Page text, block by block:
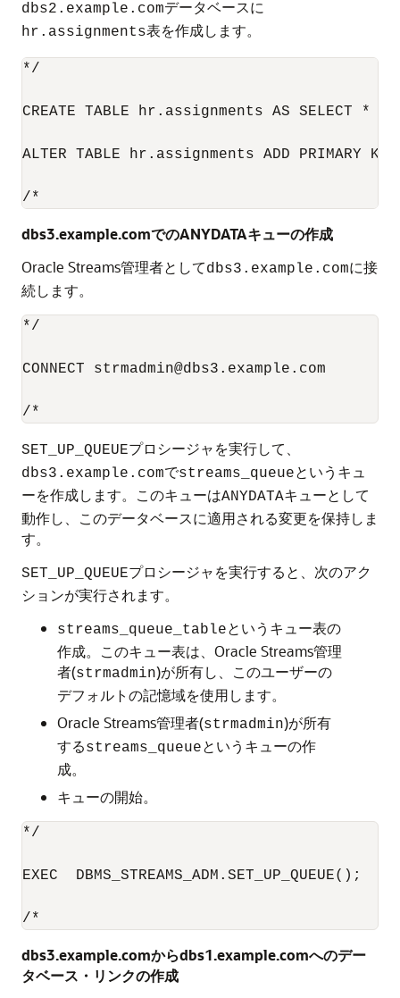
dbs2.example.comデータベースに
hr.assignments表を作成します。
*/
CREATE TABLE hr.assignments AS SELECT *
ALTER TABLE hr.assignments ADD PRIMARY
/*
dbs3.example.comでのANYDATAキューの作成
Oracle Streams管理者としてdbs3.example.comに接
続します。
*/
CONNECT strmadmin@dbs3.example.com
SET_UP_QUEUEプロシージャを実行して、
dbs3.example.comでstreams_queueというキュ
ーを作成します。このキューはANYDATAキューとして
動作し、このデータベースに適用される変更を保持しま
す。
SET_UP_QUEUEプロシージャを実行すると、次のアク
ションが実行されます。
streams_queue_tableというキュー表の
作成。このキュー表は、Oracle Streams管理
者(strmadmin)が所有し、このユーザーの
デフォルトの記憶域を使用します。
Oracle Streams管理者(strmadmin)が所有
するstreams_queueというキューの作
成。
キューの開始。
*/
EXEC  DBMS_STREAMS_ADM.SET_UP_QUEUE();
/*
dbs3.example.comからdbs1.example.comへのデー
タベース・リンクの作成